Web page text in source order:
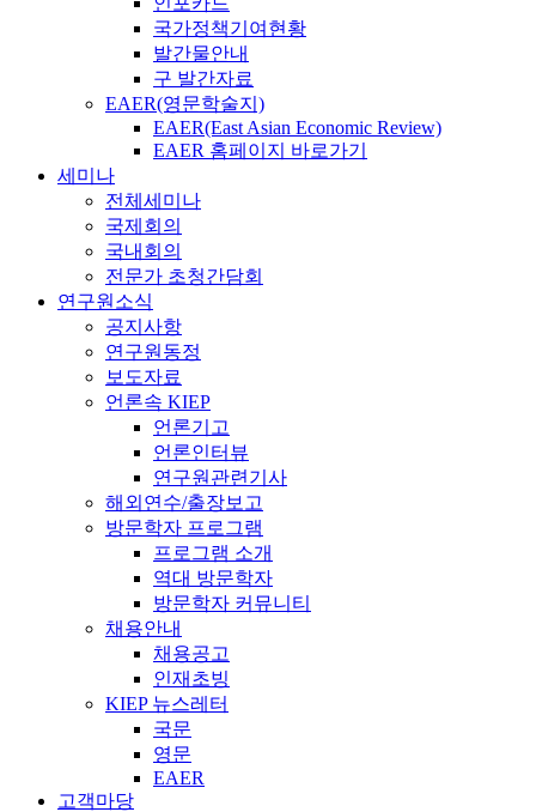
국가정책기여현황
발간물안내
구 발간자료
EAER(영문학술지)
EAER(East Asian Economic Review)
EAER 홈페이지 바로가기
세미나
전체세미나
국제회의
국내회의
전문가 초청간담회
연구원소식
공지사항
연구원동정
보도자료
언론속 KIEP
언론기고
언론인터뷰
연구원관련기사
해외연수/출장보고
방문학자 프로그램
프로그램 소개
역대 방문학자
방문학자 커뮤니티
채용안내
채용공고
인재초빙
KIEP 뉴스레터
국문
영문
EAER
고객마당